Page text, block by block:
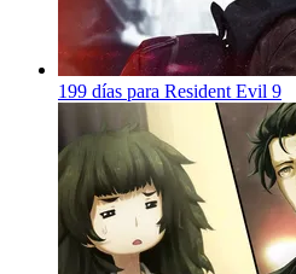
199 días para Resident Evil 9